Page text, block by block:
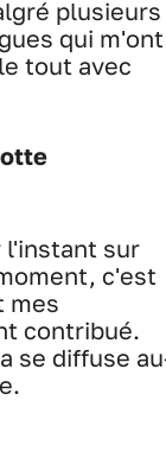
plusieurs
qui m'ont
tout avec
l'instant sur
c'est
mes
contribué.
se diffuse